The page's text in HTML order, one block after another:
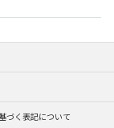
づく表記について